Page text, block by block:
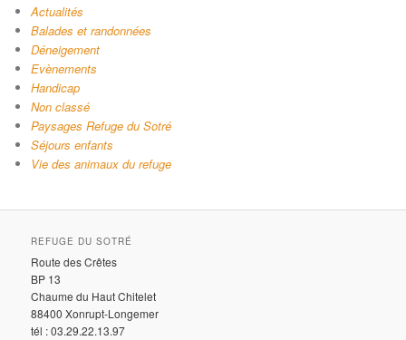
Actualités
Balades et randonnées
Déneigement
Evènements
Handicap
Non classé
Paysages Refuge du Sotré
Séjours enfants
Vie des animaux du refuge
REFUGE DU SOTRÉ
Route des Crêtes
BP 13
Chaume du Haut Chitelet
88400 Xonrupt-Longemer
tél : 03.29.22.13.97